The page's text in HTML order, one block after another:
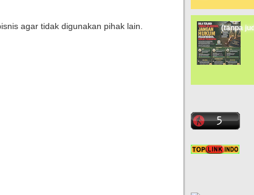
agar tidak digunakan pihak lain. (tanpa